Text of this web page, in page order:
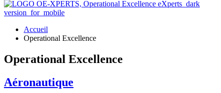
Accueil
Operational Excellence
Operational Excellence
Aéronautique